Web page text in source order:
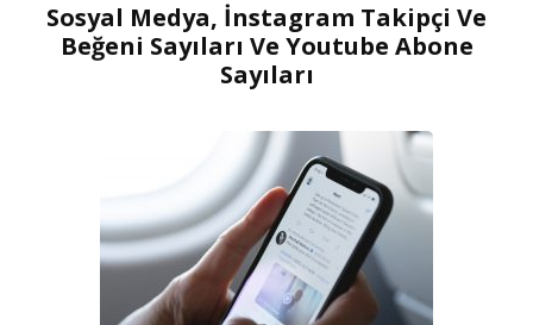
Sosyal Medya, İnstagram Takipçi Ve
Beğeni Sayıları Ve Youtube Abone
Sayıları